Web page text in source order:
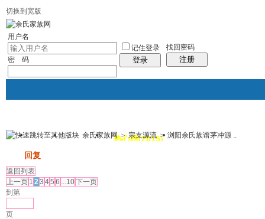
切换到宽版
用户名
密 码
记住登录
登录
找回密码
注册
我的 讨论区 热心榜(2015) 风采堂
余氏家族网 > 宗支源流 > 浏阳余氏族谱茅冲源 ..
回复
返回列表
上一页 1 23 45 6 ...10下一页
到第
页